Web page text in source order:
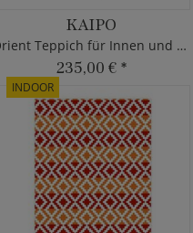
KAIPO
Orient Teppich für Innen und Außen
235,00 € *
INDOOR